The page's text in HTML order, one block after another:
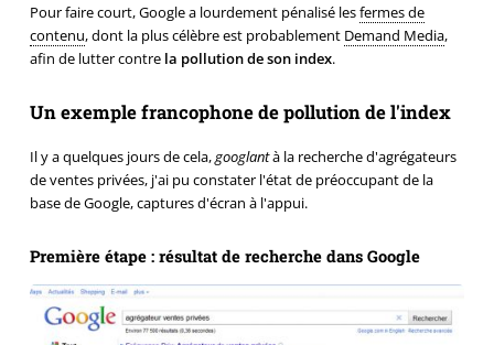
Pour faire court, Google a lourdement pénalisé lesfermes de
contenu, dont la plus célèbre est probablement Demand Media,
afin de lutter contre la pollution de son index.
Un exemple francophone de pollution de l'index
Il y a quelques jours de cela,googlantà la recherche d'agrégateurs
de ventes privées, j'ai pu constater l'état de préoccupant de la
base de Google, captures d'écran à l'appui.
Première étape : résultat de recherche dans Google